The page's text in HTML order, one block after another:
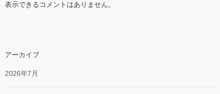
表示できるコメントはありません。
アーカイブ
2026年7月